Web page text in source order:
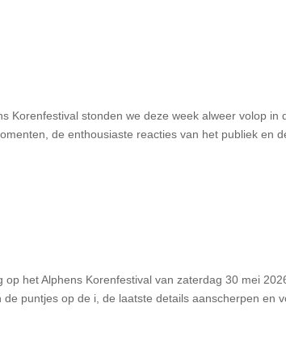
Korenfestival stonden we deze week alweer volop in
de enthousiaste reacties van het publiek en
het Alphens Korenfestival van zaterdag 30 mei
puntjes op de i, de laatste details aanscherpen en